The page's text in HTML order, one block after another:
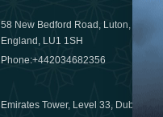
58 New Bedford Road, Luton,
England, LU1 1SH
Phone:+442034682356
Emirates Tower, Level 33, Dubai, UAE